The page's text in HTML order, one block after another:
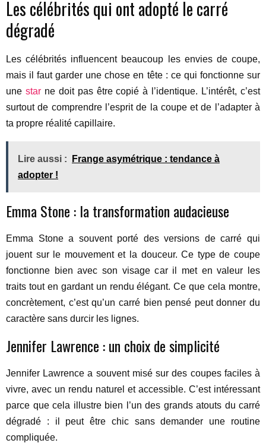
Les célébrités qui ont adopté le carré
dégradé
Les célébrités influencent beaucoup les envies de coupe,
mais il faut garder une chose en tête : ce qui fonctionne sur
une starne doit pas être copié à l’identique. L’intérêt, c’est
surtout de comprendre l’esprit de la coupe et de l’adapter à
ta propre réalité capillaire.
Lire aussi :
Frange asymétrique : tendance à
adopter !
Emma Stone : la transformation audacieuse
Emma Stone a souvent porté des versions de carré qui
jouent sur le mouvement et la douceur. Ce type de coupe
fonctionne bien avec son visage car il met en valeur les
traits tout en gardant un rendu élégant. Ce que cela montre,
concrètement, c’est qu’un carré bien pensé peut donner du
caractère sans durcir les lignes.
Jennifer Lawrence : un choix de simplicité
Jennifer Lawrence a souvent misé sur des coupes faciles à
vivre, avec un rendu naturel et accessible. C’est intéressant
parce que cela illustre bien l’un des grands atouts du carré
dégradé : il peut être chic sans demander une routine
compliquée.